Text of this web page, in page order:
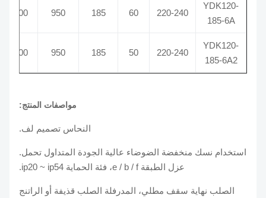
YDK120-
185-6A
220-240
5/400
YDK120-
185-6A2
220-240
5/400
مواصفات المنتج:
النحاس تصميم لف.
استخدام نسك منخفضة الضوضاء عالية الجودة المتداول تحمل.
عزل الطبقة e / b / f، فئة الحماية ip20 ~ ip54.
الصلب نهاية سقف مطلي، المدرفلة الصلب قذيفة أو الراتنج